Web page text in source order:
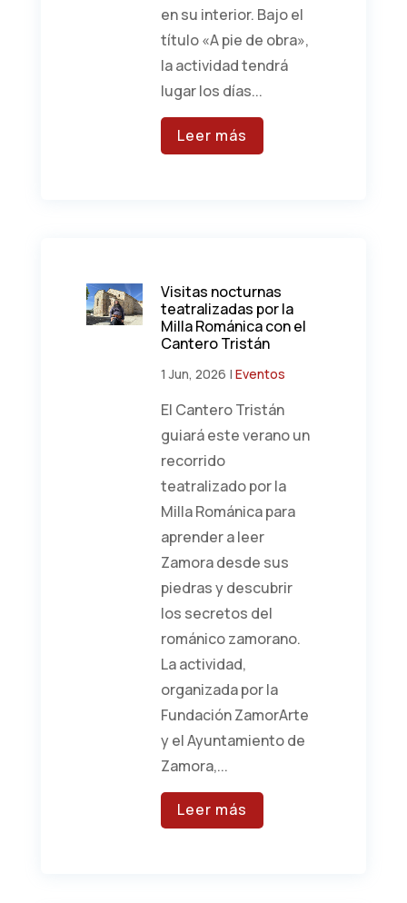
en su interior. Bajo el
título «A pie de obra»,
la actividad tendrá
lugar los días...
Leer más
Visitas nocturnas
teatralizadas por la
Milla Románica con el
Cantero Tristán
1 Jun, 2026 | Eventos
El Cantero Tristán
guiará este verano un
recorrido
teatralizado por la
Milla Románica para
aprender a leer
Zamora desde sus
piedras y descubrir
los secretos del
románico zamorano.
La actividad,
organizada por la
Fundación ZamorArte
y el Ayuntamiento de
Zamora,...
Leer más